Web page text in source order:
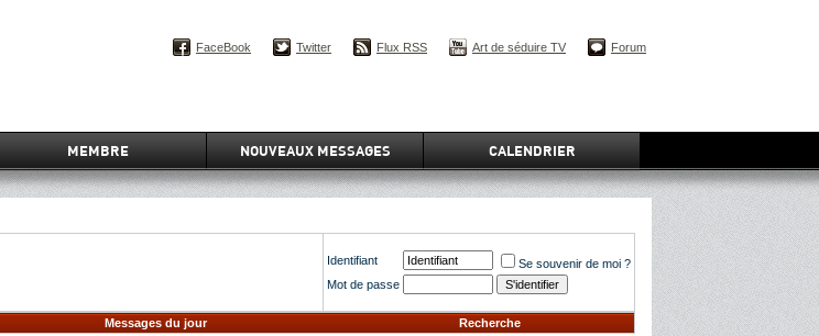
MEMBRE NOUVEAUX MESSAGES CALENDRIER
FaceBook Twitter Flux RSS Art de séduire TV Forum
Identifiant
Se souvenir de moi ?
Mot de passe
Messages du jour Recherche